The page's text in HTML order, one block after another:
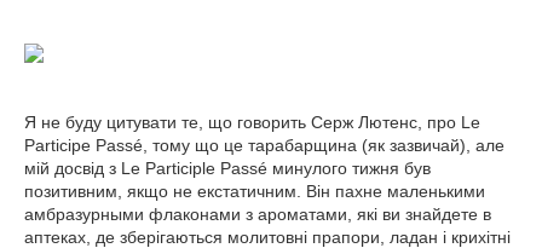
Я не буду цитувати те, що говорить Серж Лютенс, про Le
Participe Passé, тому що це тарабарщина (як зазвичай), але
мій досвід з Le Participle Passé минулого тижня був
позитивним, якщо не екстатичним. Він пахне маленькими
амбразурными флаконами з ароматами, які ви знайдете в
аптеках, де зберігаються молитовні прапори, ладан і крихітні